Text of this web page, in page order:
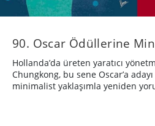
90. Oscar Ödüllerine
Hollanda’da üreten yaratıcı
Chungkong, bu sene Oscar’a
minimalist yaklaşımla yeniden